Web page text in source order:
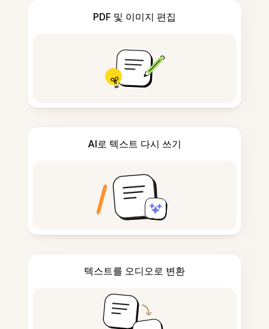
PDF 및 이미지 편집
AI로 텍스트 다시 쓰기
텍스트를 오디오로 변환